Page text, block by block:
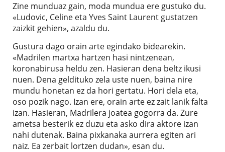
Zine munduaz gain, moda mundua ere gustuko du.
«Ludovic, Celine eta Yves Saint Laurent gustatzen
zaizkit gehien», azaldu du.
Gustura dago orain arte egindako bidearekin.
«Madrilen martxa hartzen hasi nintzenean,
koronabirusa heldu zen. Hasieran dena beltz ikusi
nuen. Dena geldituko zela uste nuen, baina nire
mundu honetan ez da hori gertatu. Hori dela eta,
oso pozik nago. Izan ere, orain arte ez zait lanik falta
izan. Hasieran, Madrilera joatea gogorra da. Zure
ametsa besterik ez duzu eta asko dira aktore izan
nahi dutenak. Baina pixkanaka aurrera egiten ari
naiz. Ea zerbait lortzen dudan», esan du.